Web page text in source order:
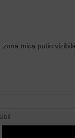
mica putin